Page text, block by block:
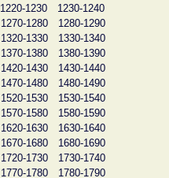
1220-1230
1230-1240
1270-1280
1280-1290
1320-1330
1330-1340
1370-1380
1380-1390
1420-1430
1430-1440
1470-1480
1480-1490
1520-1530
1530-1540
1570-1580
1580-1590
1620-1630
1630-1640
1670-1680
1680-1690
1720-1730
1730-1740
1770-1780
1780-1790